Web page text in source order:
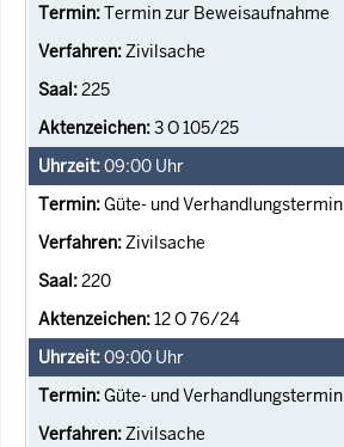
Termin zur Beweisaufnahme
Zivilsache
225
3 O 105/25
09:00 Uhr
Güte- und Verhandlungstermin
Zivilsache
220
12 O 76/24
09:00 Uhr
Güte- und Verhandlungstermin
Zivilsache